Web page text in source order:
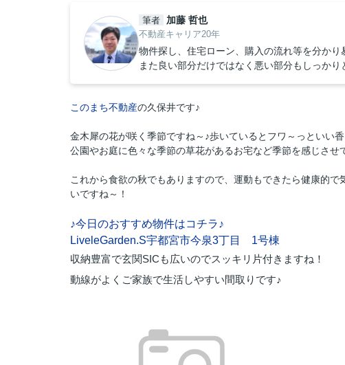
筆者 加藤 哲也
不動産キャリア20年
物件探し、住宅ローン、購入の流れ等を分かり
また良い部分だけではなく悪い部分もしっかり
このまち不動産の久保井です♪
金木犀の花が咲く季節ですね～♪歩いているとフワ～っといい
公園やお庭に色々な季節の草花があるお宅など季節を感じさせ
これから食欲の秋でもありますので、運動もできたら健康的
いですね～！
♪今日のおすすめ物件はコチラ♪
LiveleGarden.S宇都宮市今泉3丁目 1号棟
収納豊富で玄関SICも広いのでスッキリ片付きますね！
動線がよくご家族で生活しやすい間取りです♪